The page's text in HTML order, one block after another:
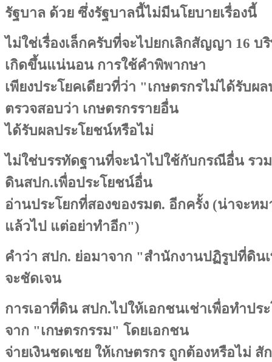
รัฐบาล ด้วย ซึ่งรัฐบาลนี้ไม่มีนโยบายเรื่องนี้
ไม่ใช่เรื่องเล็กครับที่จะไปยกเลิกสัญญา 16 บ
เกิดขึ้นแน่นอน การใช้คำพิพากษา
เพียงประโยคเดียวที่ว่า "เกษตรกรไม่ได้รับผ
ตรวจสอบว่า เกษตรกรรายอื่น
ได้รับผลประโยชน์หรือไม่
ไม่ใช่บรรทัดฐานที่จะนำไปใช้กับกรณีอื่น รว
ดินสปก.เพื่อประโยชน์อื่น
อ่านประโยกที่สองของรมต. อีกครั้ง (น่าจะห
แล้วไป แต่อย่าทำอีก")
คำว่า สปก. ย่อมาจาก "สำนักงานปฏิรูปที่ดิน
จะชัดเจน
การเอาที่ดิน สปก.ไปให้เอกชนเช่าเพื่อทำป
จาก "เกษตรกรรม" โดยเอกชน
จ่ายเงินชดเชย ให้เกษตรกร ถูกต้องหรือไม่